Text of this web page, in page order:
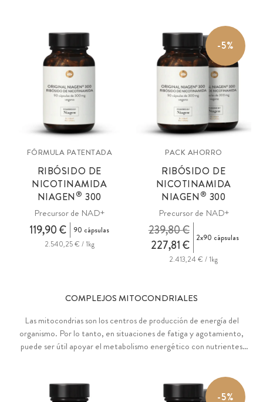
FÓRMULA PATENTADA
RIBÓSIDO DE
NICOTINAMIDA
NIAGEN ® 300
Precursor de NAD+
119,90 €
90 cápsulas
2.540,25 € / 1kg
-5%
PACK AHORRO
RIBÓSIDO DE
NICOTINAMIDA
NIAGEN ® 300
Precursor de NAD+
227,81 €
239,80 € 2x90 cápsulas
2.413,24 € / 1kg
COMPLEJOS MITOCONDRIALES
Las mitocondrias son los centros de producción de energía del
organismo. Por lo tanto, en situaciones de fatiga y agotamiento,
puede ser útil apoyar el metabolismo energético con nutrientes
-5%